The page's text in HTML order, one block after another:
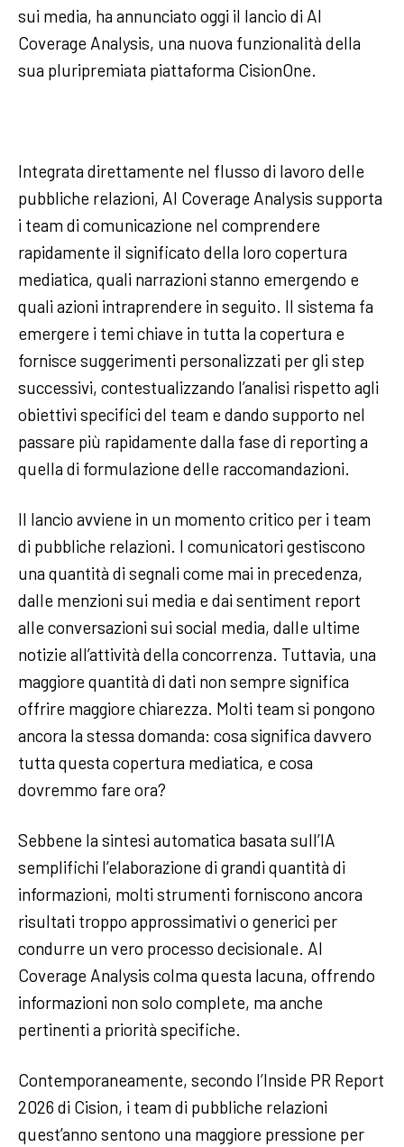
sui media, ha annunciato oggi il lancio di AI
Coverage Analysis, una nuova funzionalità della
sua pluripremiata piattaforma CisionOne.
Integrata direttamente nel flusso di lavoro delle
pubbliche relazioni, AI Coverage Analysis supporta
i team di comunicazione nel comprendere
rapidamente il significato della loro copertura
mediatica, quali narrazioni stanno emergendo e
quali azioni intraprendere in seguito. Il sistema fa
emergere i temi chiave in tutta la copertura e
fornisce suggerimenti personalizzati per gli step
successivi, contestualizzando l’analisi rispetto agli
obiettivi specifici del team e dando supporto nel
passare più rapidamente dalla fase di reporting a
quella di formulazione delle raccomandazioni.
Il lancio avviene in un momento critico per i team
di pubbliche relazioni. I comunicatori gestiscono
una quantità di segnali come mai in precedenza,
dalle menzioni sui media e dai sentiment report
alle conversazioni sui social media, dalle ultime
notizie all’attività della concorrenza. Tuttavia, una
maggiore quantità di dati non sempre significa
offrire maggiore chiarezza. Molti team si pongono
ancora la stessa domanda: cosa significa davvero
tutta questa copertura mediatica, e cosa
dovremmo fare ora?
Sebbene la sintesi automatica basata sull’IA
semplifichi l’elaborazione di grandi quantità di
informazioni, molti strumenti forniscono ancora
risultati troppo approssimativi o generici per
condurre un vero processo decisionale. AI
Coverage Analysis colma questa lacuna, offrendo
informazioni non solo complete, ma anche
pertinenti a priorità specifiche.
Contemporaneamente, secondo l’Inside PR Report
2026 di Cision, i team di pubbliche relazioni
quest’anno sentono una maggiore pressione per